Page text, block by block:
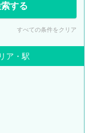
する
すべての条件をクリア
ア・駅